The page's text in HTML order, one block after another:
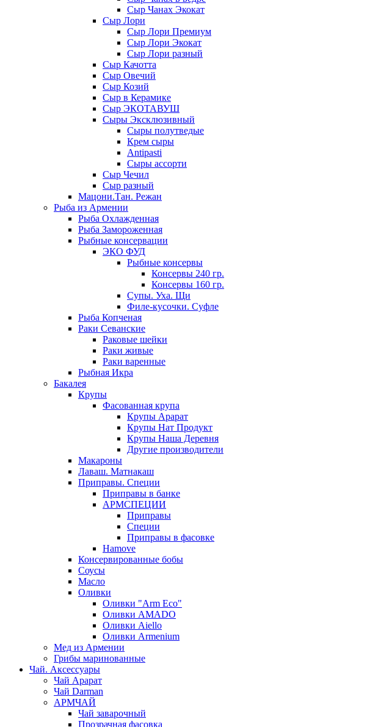
Сыр Чанах Экокат
Сыр Лори
Сыр Лори Премиум
Сыр Лори Экокат
Сыр Лори разный
Сыр Качотта
Сыр Овечий
Сыр Козий
Сыр в Керамике
Сыр ЭКОТАВУШ
Сыры Эксклюзивный
Сыры полутведые
Крем сыры
Antipasti
Сыры ассорти
Сыр Чечил
Сыр разный
Мацони.Тан. Режан
Рыба из Армении
Рыба Охлажденная
Рыба Замороженная
Рыбные консервации
ЭКО ФУД
Рыбные консервы
Консервы 240 гр.
Консервы 160 гр.
Супы. Уха. Щи
Филе-кусочки. Суфле
Рыба Копченая
Раки Севанские
Раковые шейки
Раки живые
Раки варенные
Рыбная Икра
Бакалея
Крупы
Фасованная крупа
Крупы Арарат
Крупы Нат Продукт
Крупы Наша Деревня
Другие производители
Макароны
Лаваш. Матнакаш
Приправы. Специи
Приправы в банке
АРМСПЕЦИИ
Приправы
Специи
Приправы в фасовке
Hamove
Консервированные бобы
Соусы
Масло
Оливки
Оливки "Arm Eco"
Оливки AMADO
Оливки Aiello
Оливки Armenium
Мед из Армении
Грибы маринованные
Чай. Аксессуары
Чай Арарат
Чай Darman
АРМЧАЙ
Чай заварочный
Прозрачная фасовка